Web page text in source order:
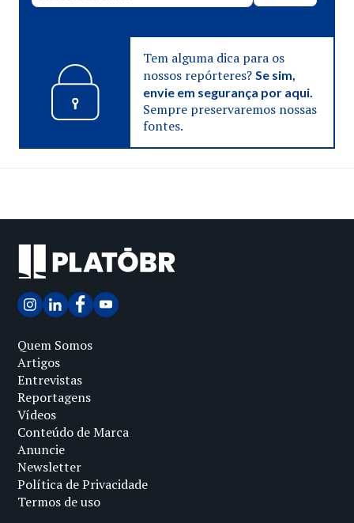
Tem alguma dica para os
nossos repórteres? Se sim,
envie em segurança por aqui.
Sempre preservaremos nossas
fontes.
Quem Somos
Artigos
Entrevistas
Reportagens
Vídeos
Conteúdo de Marca
Anuncie
Newsletter
Política de Privacidade
Termos de uso